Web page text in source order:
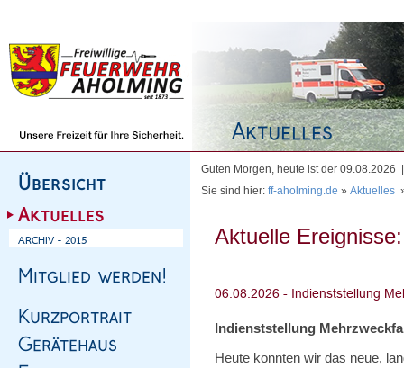
Guten Morgen, heute ist der
Sie sind hier: ff-aholming.de » Aktuelles
Aktuelle Ereignisse:
Indienststellung
Heute konnten wir das neue,